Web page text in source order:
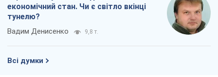
економічний стан. Чи є світло вкінці
тунелю?
Вадим Денисенко 9,8 т.
Всі думки